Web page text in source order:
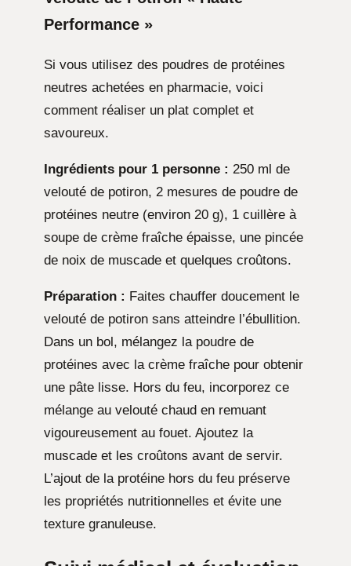
Performance »
Si vous utilisez des poudres de protéines
neutres achetées en pharmacie, voici
comment réaliser un plat complet et
savoureux.
Ingrédients pour 1 personne : 250 ml de
velouté de potiron, 2 mesures de poudre de
protéines neutre (environ 20 g), 1 cuillère à
soupe de crème fraîche épaisse, une pincée
de noix de muscade et quelques croûtons.
Préparation : Faites chauffer doucement le
velouté de potiron sans atteindre l’ébullition.
Dans un bol, mélangez la poudre de
protéines avec la crème fraîche pour obtenir
une pâte lisse. Hors du feu, incorporez ce
mélange au velouté chaud en remuant
vigoureusement au fouet. Ajoutez la
muscade et les croûtons avant de servir.
L’ajout de la protéine hors du feu préserve
les propriétés nutritionnelles et évite une
texture granuleuse.